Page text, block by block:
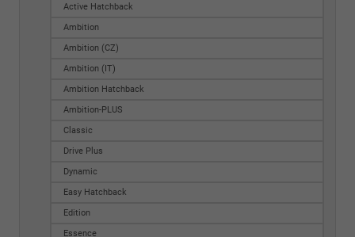
Active Hatchback
Ambition
Ambition (CZ)
Ambition (IT)
Ambition Hatchback
Ambition-PLUS
Classic
Drive Plus
Dynamic
Easy Hatchback
Edition
Essence